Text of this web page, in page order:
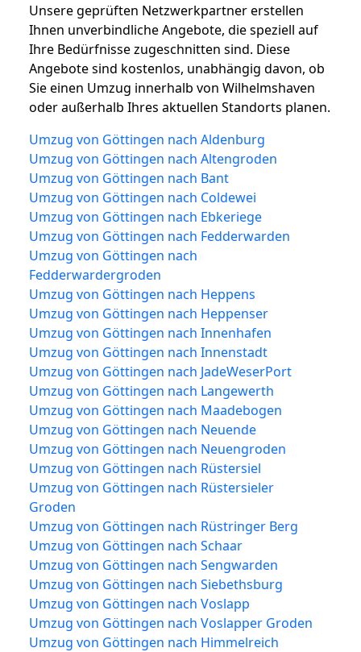
Unsere geprüften Netzwerkpartner erstellen
Ihnen unverbindliche Angebote, die speziell auf
Ihre Bedürfnisse zugeschnitten sind. Diese
Angebote sind kostenlos, unabhängig davon, ob
Sie einen Umzug innerhalb von Wilhelmshaven
oder außerhalb Ihres aktuellen Standorts planen.
Umzug von Göttingen nach Aldenburg
Umzug von Göttingen nach Altengroden
Umzug von Göttingen nach Bant
Umzug von Göttingen nach Coldewei
Umzug von Göttingen nach Ebkeriege
Umzug von Göttingen nach Fedderwarden
Umzug von Göttingen nach
Fedderwardergroden
Umzug von Göttingen nach Heppens
Umzug von Göttingen nach Heppenser
Umzug von Göttingen nach Innenhafen
Umzug von Göttingen nach Innenstadt
Umzug von Göttingen nach JadeWeserPort
Umzug von Göttingen nach Langewerth
Umzug von Göttingen nach Maadebogen
Umzug von Göttingen nach Neuende
Umzug von Göttingen nach Neuengroden
Umzug von Göttingen nach Rüstersiel
Umzug von Göttingen nach Rüstersieler
Groden
Umzug von Göttingen nach Rüstringer Berg
Umzug von Göttingen nach Schaar
Umzug von Göttingen nach Sengwarden
Umzug von Göttingen nach Siebethsburg
Umzug von Göttingen nach Voslapp
Umzug von Göttingen nach Voslapper Groden
Umzug von Göttingen nach Himmelreich